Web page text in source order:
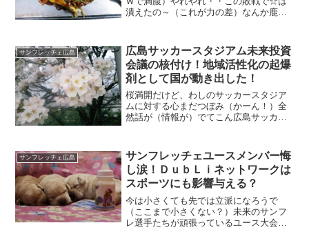
潰えたの～（これが力の差）なんか鹿島
だまだ常勝軍団には遠いで～。
サンフレッチェ広島
広島サッカースタジアム未来投資
会議の核付け！地域活性化の起爆
剤として国が動き出した！
桜満開だけど、わしのサッカースタジア
ムに対する心まだつぼみ（かーん！）全
然話が（情報が）でてこん広島サッカー
いじゃんか～（マジで？？）前に安部総
理がこんなこと話していた...
サンフレッチェ広島
サンフレッチェユースメンバー悔
し涙！ＤｕｂＬｉネットワークは
スポーツにも影響与える？
今は小さくても先では立派になろうで
（ここまで小さくない？）未来のサンフ
レ選手たちが頑張っているユース大会！